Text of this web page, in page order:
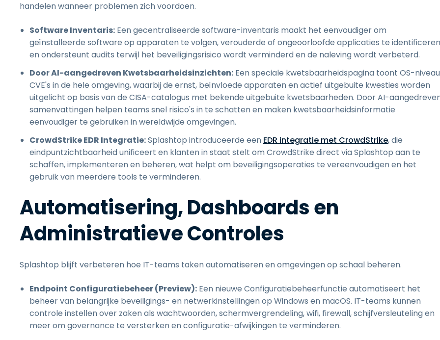
handelen wanneer problemen zich voordoen.
Software Inventaris: Een gecentraliseerde software-inventaris maakt het eenvoudiger om
geïnstalleerde software op apparaten te volgen, verouderde of ongeoorloofde applicaties te identificeren
en ondersteunt audits terwijl het beveiligingsrisico wordt verminderd en de naleving wordt verbeterd.
Door AI-aangedreven Kwetsbaarheidsinzichten: Een speciale kwetsbaarheidspagina toont OS-niveau
CVE's in de hele omgeving, waarbij de ernst, beïnvloede apparaten en actief uitgebuite kwesties worden
uitgelicht op basis van de CISA-catalogus met bekende uitgebuite kwetsbaarheden. Door AI-
samenvattingen helpen teams snel risico's in te schatten en maken kwetsbaarheidsinformatie
eenvoudiger te gebruiken in wereldwijde omgevingen.
CrowdStrike EDR Integratie:Splashtop introduceerde een EDR integratie met CrowdStrike, die
eindpuntzichtbaarheid unificeert en klanten in staat stelt om CrowdStrike direct via Splashtop aan te
schaffen, implementeren en beheren, wat helpt om beveiligingsoperaties te vereenvoudigen en het
gebruik van meerdere tools te verminderen.
Automatisering, Dashboards en
Administratieve Controles
Splashtop blijft verbeteren hoe IT-teams taken automatiseren en omgevingen op schaal beheren.
Endpoint Configuratiebeheer (Preview): Een nieuwe Configuratiebeheerfunctie automatiseert het
beheer van belangrijke beveiligings- en netwerkinstellingen op Windows en macOS. IT-teams kunnen
controle instellen over zaken als wachtwoorden, schermvergrendeling, wifi, firewall, schijfversleuteling en
meer om governance te versterken en configuratie-afwijkingen te verminderen.